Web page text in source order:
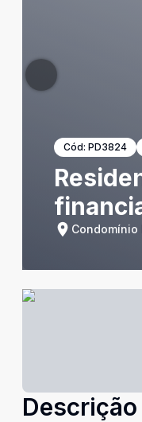
Cód: PD3824
Condomínio
Descrição